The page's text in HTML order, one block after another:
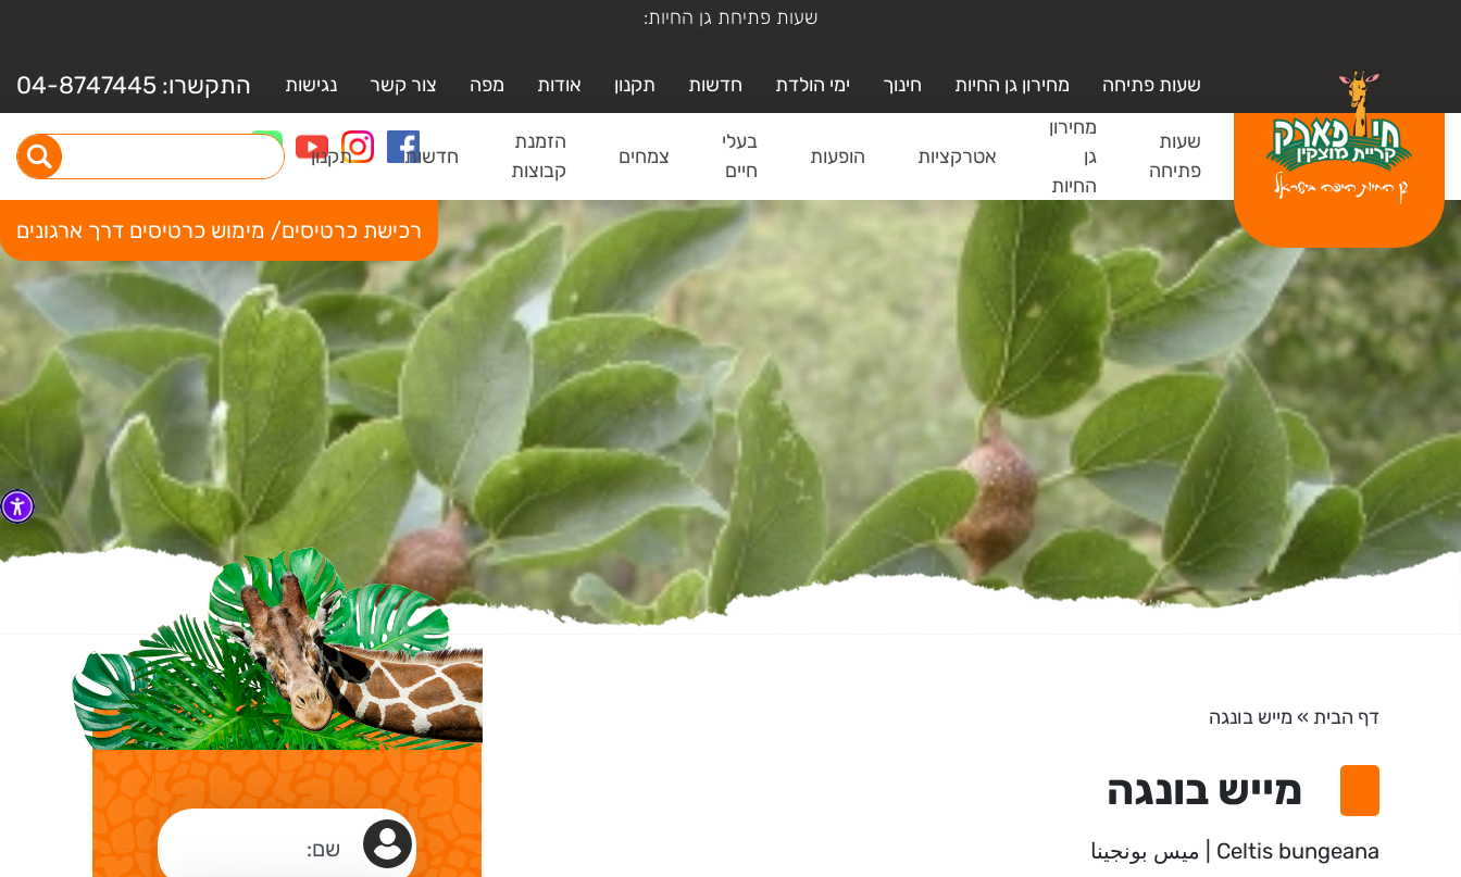
ימי א'-ה' משעה 19:00-9:00
שעות פתיחה מחירון גן החיות חינוך ימי הולדת חדשות תקנון אודות מפה צור קשר נגישות התקשרו: 04-8747445
שעות
פתיחה
מחירון
גן
החיות
אטרקציות הופעות
בעלי
חיים
צמחים
הזמנת
קבוצות
חדשות תקנון
רכישת כרטיסים/ מימוש כרטיסים דרך ארגונים
דף הבית » מייש בונגה
מייש בונגה
Celtis bungeana | ميس بونجينا